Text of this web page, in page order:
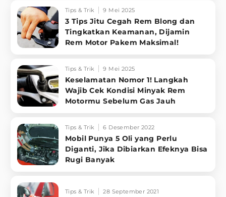
Tips & Trik 9 Mei 2025
3 Tips Jitu Cegah Rem Blong dan
Tingkatkan Keamanan, Dijamin
Rem Motor Pakem Maksimal!
Tips & Trik 9 Mei 2025
Keselamatan Nomor 1! Langkah
Wajib Cek Kondisi Minyak Rem
Motormu Sebelum Gas Jauh
Tips & Trik 6 Desember 2022
Mobil Punya 5 Oli yang Perlu
Diganti, Jika Dibiarkan Efeknya Bisa
Rugi Banyak
Tips & Trik 28 September 2021